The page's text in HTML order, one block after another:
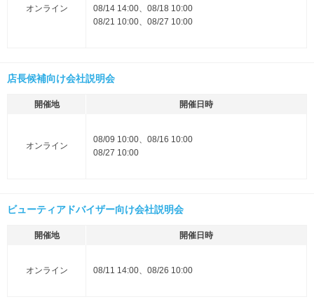
オンライン
08/14 14:00、08/18 10:00
08/21 10:00、08/27 10:00
店長候補向け会社説明会
開催地 開催日時
オンライン
08/09 10:00、08/16 10:00
08/27 10:00
ビューティアドバイザー向け会社説明会
開催地 開催日時
オンライン 08/11 14:00、08/26 10:00